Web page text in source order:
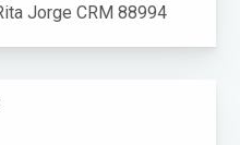
Jorge CRM 88994